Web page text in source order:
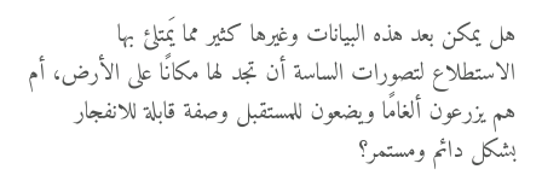
هل يمكن بعد هذه البيانات وغيرها كثير مما يَمتلئ بها
الاستطلاع لتصورات الساسة أن تجد لها مكانًا على الأرض، أم
هم يزرعون ألغامًا ويضعون للمستقبل وصفة قابلة للانفجار
بشكل دائم ومستمر؟